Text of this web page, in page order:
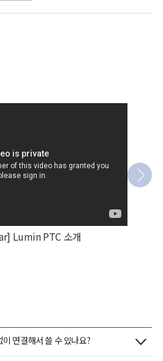
Lumin PTC 소개
연결해서 쓸 수 있나요?